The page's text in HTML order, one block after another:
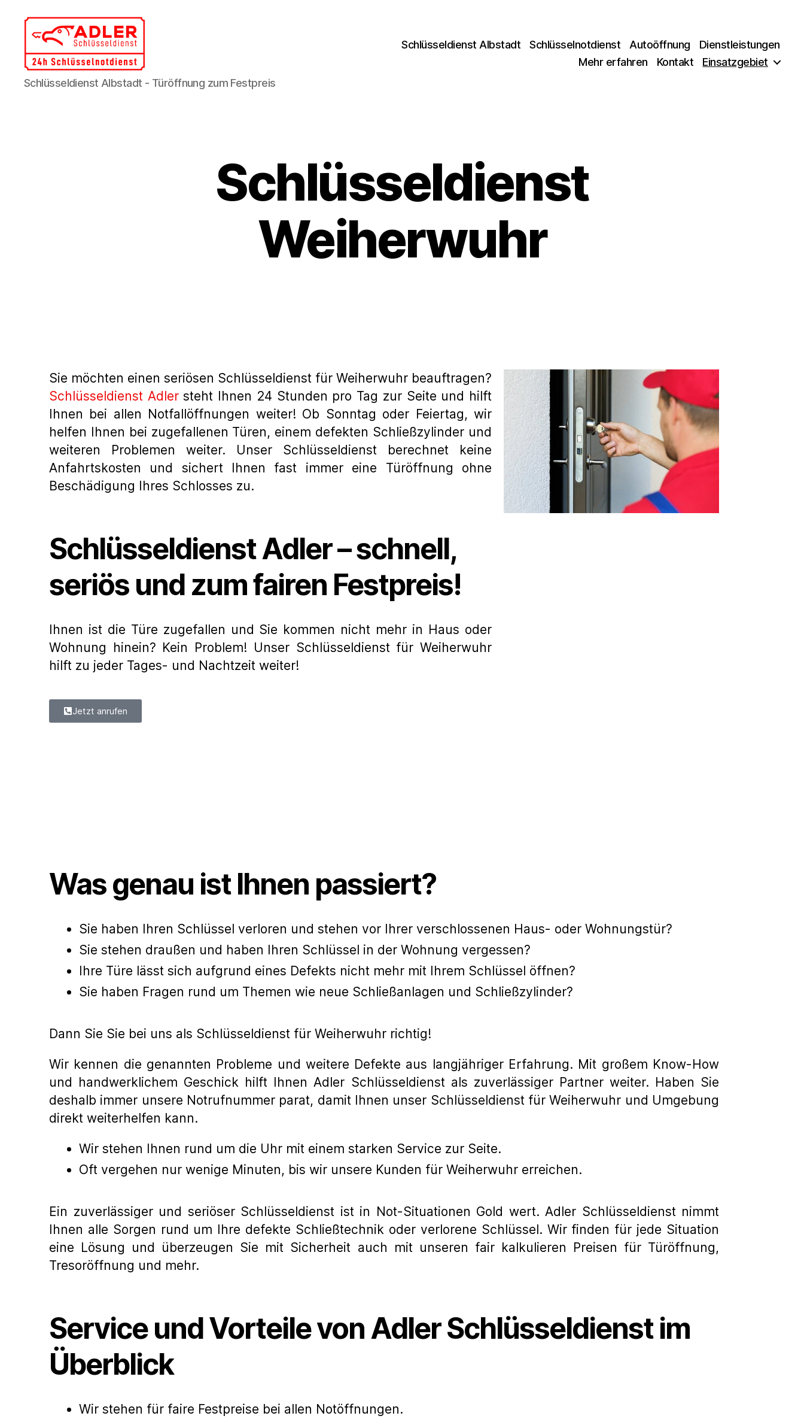
Schlüsseldienst Albstadt - Türöffnung zum Festpreis
Schlüsseldienst Albstadt Schlüsselnotdienst Autoöffnung
Dienstleistungen
Mehr erfahren
Kontakt Einsatzgebiet
Schlüsseldienst
Weiherwuhr
Sie möchten einen seriösen Schlüsseldienst für Weiherwuhr beauftragen?
Schlüsseldienst Adlersteht Ihnen 24 Stunden pro Tag zur Seite und hilft
Ihnen bei allen Notfallöffnungen weiter! Ob Sonntag oder Feiertag, wir
helfen Ihnen bei zugefallenen Türen, einem defekten Schließzylinder und
weiteren Problemen weiter. Unser Schlüsseldienst berechnet keine
Anfahrtskosten und sichert Ihnen fast immer eine Türöffnung ohne
Beschädigung Ihres Schlosses zu.
Schlüsseldienst Adler – schnell,
seriös und zum fairen Festpreis!
Ihnen ist die Türe zugefallen und Sie kommen nicht mehr in Haus oder
Wohnung hinein? Kein Problem! Unser Schlüsseldienst für Weiherwuhr
hilft zu jeder Tages- und Nachtzeit weiter!
Jetzt anrufen
Was genau ist Ihnen passiert?
Sie haben Ihren Schlüssel verloren und stehen vor Ihrer verschlossenen Haus- oder Wohnungstür?
Sie stehen draußen und haben Ihren Schlüssel in der Wohnung vergessen?
Ihre Türe lässt sich aufgrund eines Defekts nicht mehr mit Ihrem Schlüssel öffnen?
Sie haben Fragen rund um Themen wie neue Schließanlagen und Schließzylinder?
Dann Sie Sie bei uns als Schlüsseldienst für Weiherwuhr richtig!
Wir kennen die genannten Probleme und weitere Defekte aus langjähriger Erfahrung. Mit großem Know-How
und handwerklichem Geschick hilft Ihnen Adler Schlüsseldienst als zuverlässiger Partner weiter. Haben Sie
deshalb immer unsere Notrufnummer parat, damit Ihnen unser Schlüsseldienst für Weiherwuhr und Umgebung
direkt weiterhelfen kann.
Wir stehen Ihnen rund um die Uhr mit einem starken Service zur Seite.
Oft vergehen nur wenige Minuten, bis wir unsere Kunden für Weiherwuhr erreichen.
Ein zuverlässiger und seriöser Schlüsseldienst ist in Not-Situationen Gold wert. Adler Schlüsseldienst nimmt
Ihnen alle Sorgen rund um Ihre defekte Schließtechnik oder verlorene Schlüssel. Wir finden für jede Situation
eine Lösung und überzeugen Sie mit Sicherheit auch mit unseren fair kalkulieren Preisen für Türöffnung,
Tresoröffnung und mehr.
Service und Vorteile von Adler Schlüsseldienst im
Überblick
Wir stehen für faire Festpreise bei allen Notöffnungen.